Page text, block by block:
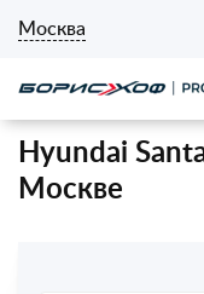
Москва
Hyundai
Москве